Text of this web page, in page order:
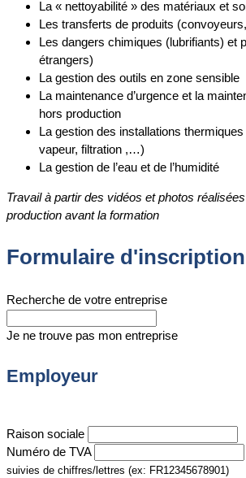
La « nettoyabilité » des matériaux et
Les transferts de produits
Les dangers chimiques (lubrifiants) et
étrangers)
La gestion des outils en zone sensible
La maintenance d’urgence et la
hors production
La gestion des installations
vapeur, filtration ,…)
La gestion de l’eau et de l’humidité
Travail à partir des vidéos et photos
production avant la formation
Formulaire d'inscription
Recherche de votre entreprise
Je ne trouve pas mon entreprise
Employeur
Raison sociale
Numéro de TVA
suivies de chiffres/lettres (ex: FR12345678901)